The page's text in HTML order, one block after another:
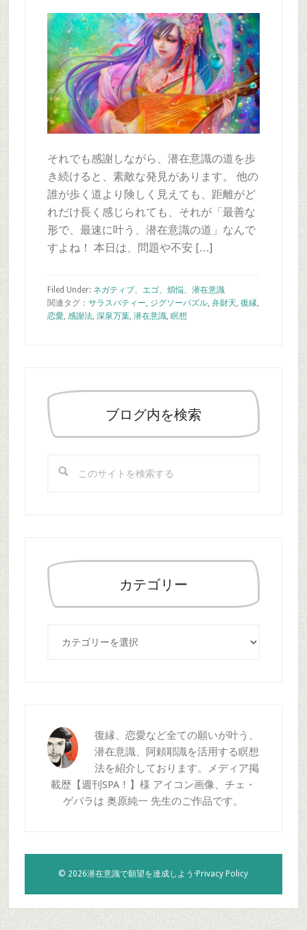
それでも感謝しながら、潜在意識の道を歩
き続けると、素敵な発見があります。 他の
誰が歩く道より険しく見えても、距離がど
れだけ長く感じられても、それが「最善な
形で、最速に叶う、潜在意識の道」なんで
すよね！ 本日は、問題や不安 […]
Filed Under: ネガティブ、エゴ、煩悩、潜在意識
関連タグ： サラスバティー, ジグソーパズル, 弁財天, 復縁,
恋愛, 感謝法, 深泉万葉, 潜在意識, 瞑想
ブログ内を検索
検
す
る
カテゴリー
復縁、恋愛など全ての願いが叶う、
潜在意識、阿頼耶識を活用する瞑想
法を紹介しております。メディア掲
載歴【週刊SPA！】様 アイコン画像、チェ・
ゲバラは 奥原純一 先生のご作品です。
© 2026潜在意識で願望を達成しよう·Privacy Policy